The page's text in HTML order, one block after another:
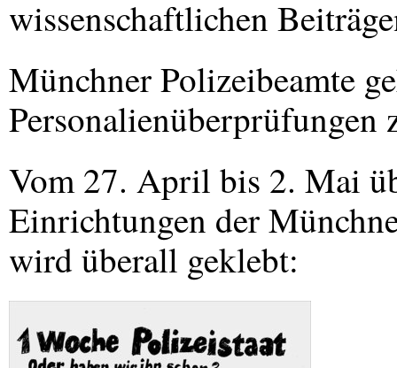
wissenschaftlichen
Münchner Polizeibeamte
Personalienüberprüfungen
Vom 27. April bis 2. Mai
Einrichtungen der
wird überall geklebt: